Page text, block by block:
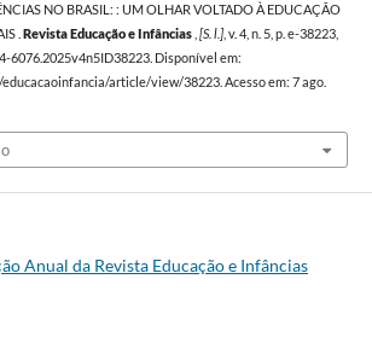
NO BRASIL: : UM OLHAR VOLTADO À EDUCAÇÃO
. Revista Educação e Infâncias,[S. l.], v. 4, n. 5, p. e-38223,
6076.2025v4n5ID38223. Disponível em:
article/view/38223. Acesso em: 7 ago.
Anual da Revista Educação e Infâncias